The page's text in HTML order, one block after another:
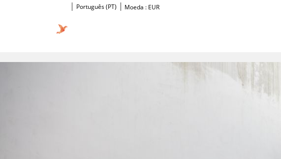
Português (PT) Moeda : EUR